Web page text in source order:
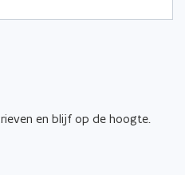
en blijf op de hoogte.